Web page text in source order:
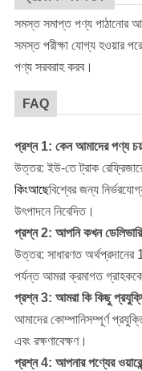
সমস্ত সমাপ্ত পণ্য পাঠানোর
সমস্ত পরীক্ষা যোগ্য হওয়ার
পণ্য সরবরাহ করব।
FAQ
প্রশ্ন 1: কেন আমাদের পণ্য
উত্তর: ইউ-তে ট্রাক
কিংআছেবিশ্বের জন্য
উৎপাদনে নিবেদিত।
প্রশ্ন 2: আপনি কখন
উত্তর: সাধারণত
পর্যন্ত আমরা ক্রমাগত
প্রশ্ন 3: আমরা কি কিছু
আমাদের কোম্পানিসম্পূর্ণ
এবং রক্ষণাবেক্ষণ।
প্রশ্ন 4: আপনার পণ্যের